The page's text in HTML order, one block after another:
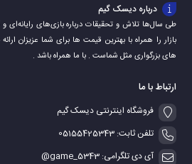
درباره دیسک گیم
طی سال‌ها تلاش و تحقیقات درباره بازی‌های رایانه‌ای
بازار را همراه با بهترین قیمت ها برای شما عزیزان
های بزرگواری مثل شماست . با ما همراه باشد .
ارتباط با ما
فروشگاه اینترنتی دیسک گیم
تلفن ثابت: 05155425343
آی دی تلگرامی: game_5343@